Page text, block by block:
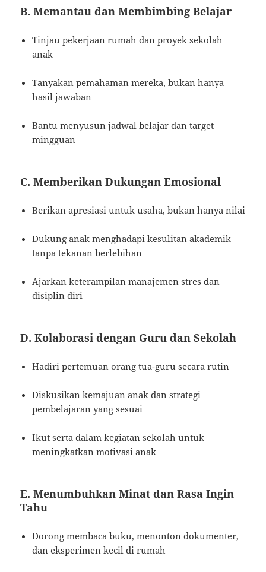
B. Memantau dan Membimbing Belajar
Tinjau pekerjaan rumah dan proyek sekolah
anak
Tanyakan pemahaman mereka, bukan hanya
hasil jawaban
Bantu menyusun jadwal belajar dan target
mingguan
C. Memberikan Dukungan Emosional
Berikan apresiasi untuk usaha, bukan hanya nilai
Dukung anak menghadapi kesulitan akademik
tanpa tekanan berlebihan
Ajarkan keterampilan manajemen stres dan
disiplin diri
D. Kolaborasi dengan Guru dan Sekolah
Hadiri pertemuan orang tua-guru secara rutin
Diskusikan kemajuan anak dan strategi
pembelajaran yang sesuai
Ikut serta dalam kegiatan sekolah untuk
meningkatkan motivasi anak
E. Menumbuhkan Minat dan Rasa Ingin
Tahu
Dorong membaca buku, menonton dokumenter,
dan eksperimen kecil di rumah